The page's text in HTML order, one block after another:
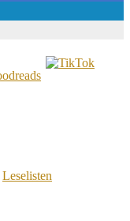
Leselisten